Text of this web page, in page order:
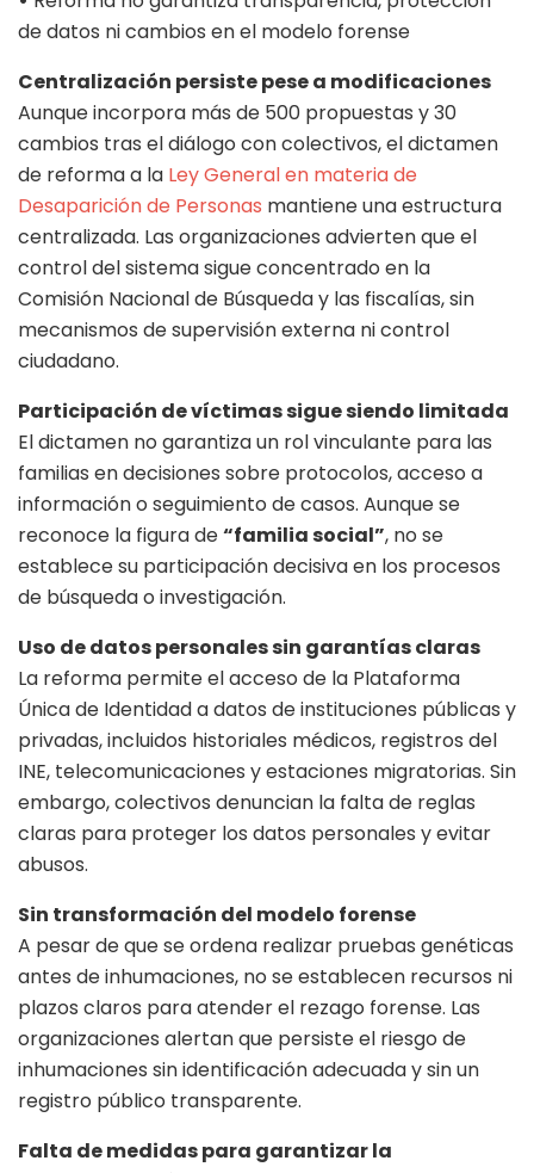
de datos ni cambios en el modelo forense
Centralización persiste pese a modificaciones
Aunque incorpora más de 500 propuestas y 30
cambios tras el diálogo con colectivos, el dictamen
de reforma a la Ley General en materia de
Desaparición de Personas mantiene una estructura
centralizada. Las organizaciones advierten que el
control del sistema sigue concentrado en la
Comisión Nacional de Búsqueda y las fiscalías, sin
mecanismos de supervisión externa ni control
ciudadano.
Participación de víctimas sigue siendo limitada
El dictamen no garantiza un rol vinculante para las
familias en decisiones sobre protocolos, acceso a
información o seguimiento de casos. Aunque se
reconoce la figura de“familia social”, no se
establece su participación decisiva en los procesos
de búsqueda o investigación.
Uso de datos personales sin garantías claras
La reforma permite el acceso de la Plataforma
Única de Identidad a datos de instituciones públicas y
privadas, incluidos historiales médicos, registros del
INE, telecomunicaciones y estaciones migratorias. Sin
embargo, colectivos denuncian la falta de reglas
claras para proteger los datos personales y evitar
abusos.
Sin transformación del modelo forense
A pesar de que se ordena realizar pruebas genéticas
antes de inhumaciones, no se establecen recursos ni
plazos claros para atender el rezago forense. Las
organizaciones alertan que persiste el riesgo de
inhumaciones sin identificación adecuada y sin un
registro público transparente.
Falta de medidas para garantizar la